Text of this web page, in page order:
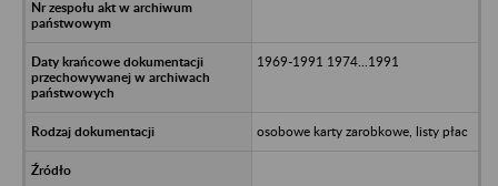
1969-1991 1974...1991
osobowe karty zarobkowe, listy płac